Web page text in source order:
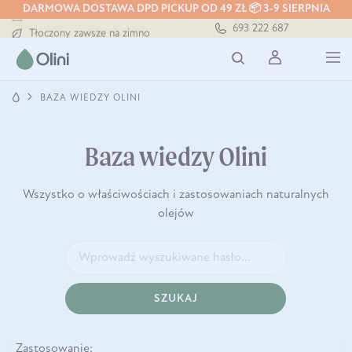
DARMOWA DOSTAWA DPD PICKUP OD 49 ZŁ 📦 3-9 SIERPNIA
Darmowa dostawa od 199 zł
Tłoczony zawsze na zimno
Darmowa dostawa od 199 zł
693 222 687
BAZA WIEDZY OLINI
Baza wiedzy Olini
Wszystko o właściwościach i zastosowaniach naturalnych
olejów
SZUKAJ
Zastosowanie: